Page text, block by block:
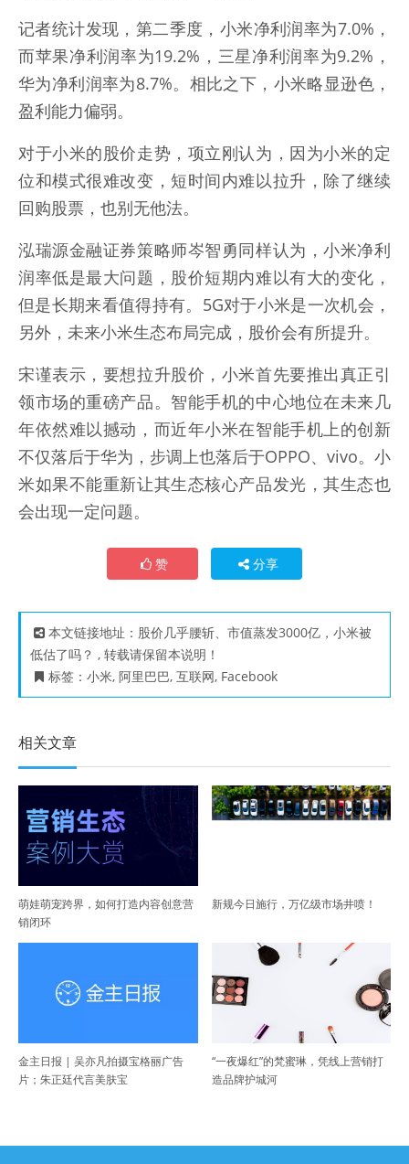
记者统计发现，第二季度，小米净利润率为7.0%，
而苹果净利润率为19.2%，三星净利润率为9.2%，
华为净利润率为8.7%。相比之下，小米略显逊色，
盈利能力偏弱。
对于小米的股价走势，项立刚认为，因为小米的定
位和模式很难改变，短时间内难以拉升，除了继续
回购股票，也别无他法。
泓瑞源金融证券策略师岑智勇同样认为，小米净利
润率低是最大问题，股价短期内难以有大的变化，
但是长期来看值得持有。5G对于小米是一次机会，
另外，未来小米生态布局完成，股价会有所提升。
宋谨表示，要想拉升股价，小米首先要推出真正引
领市场的重磅产品。智能手机的中心地位在未来几
年依然难以撼动，而近年小米在智能手机上的创新
不仅落后于华为，步调上也落后于OPPO、vivo。小
米如果不能重新让其生态核心产品发光，其生态也
会出现一定问题。
赞 分享
本文链接地址： 股价几乎腰斩、市值蒸发3000亿，小米被
低估了吗？ , 转载请保留本说明！
标签： 小米, 阿里巴巴, 互联网, Facebook
相关文章
萌娃萌宠跨界，如何打造内容创意营
销闭环
新规今日施行，万亿级市场井喷！
金主日报 | 吴亦凡拍摄宝格丽广告
片；朱正廷代言美肤宝
“一夜爆红”的梵蜜琳，凭线上营销打
造品牌护城河